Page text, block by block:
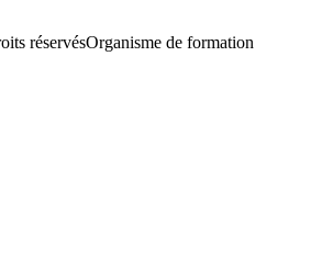
réservésOrganisme de formation